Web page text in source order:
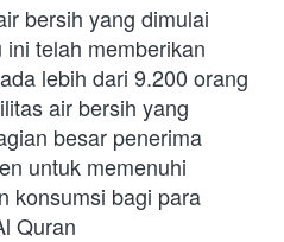
bersih yang dimulai
telah memberikan
lebih dari 9.200 orang
air bersih yang
besar penerima
untuk memenuhi
konsumsi bagi para
Quran